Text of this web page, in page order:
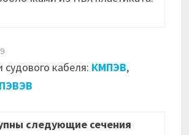
судового кабеля: КМПЭВ,
следующие сечения